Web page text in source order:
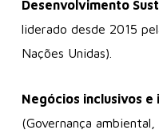
Desenvolvimento
liderado desde 2015
Nações Unidas).
Negócios inclusivos e
(Governança